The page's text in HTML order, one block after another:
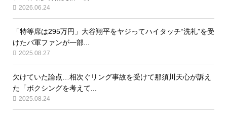
2026.06.24
「特等席は295万円」大谷翔平をヤジってハイタッチ“洗礼”を受
けたパ軍ファンが一部...
2025.08.27
欠けていた論点…相次ぐリング事故を受けて那須川天心が訴え
た「ボクシングを考えて...
2025.08.24